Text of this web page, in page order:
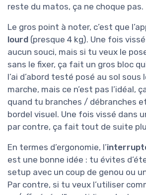
reste du matos, ça ne choque pas.
Le gros point à noter, c’est que
lourd (presque 4 kg). Une fois
aucun souci, mais si tu veux le
sans le fixer, ça fait un gros bloc
l’ai d’abord testé posé au sol sous
marche, mais ce n’est pas l’idéal,
quand tu branches / débranches
bordel visuel. Une fois vissé dans
par contre, ça fait tout de suite
En termes d’ergonomie, l’
est une bonne idée : tu évites
setup avec un coup de genou ou
Par contre, si tu veux l’utiliser